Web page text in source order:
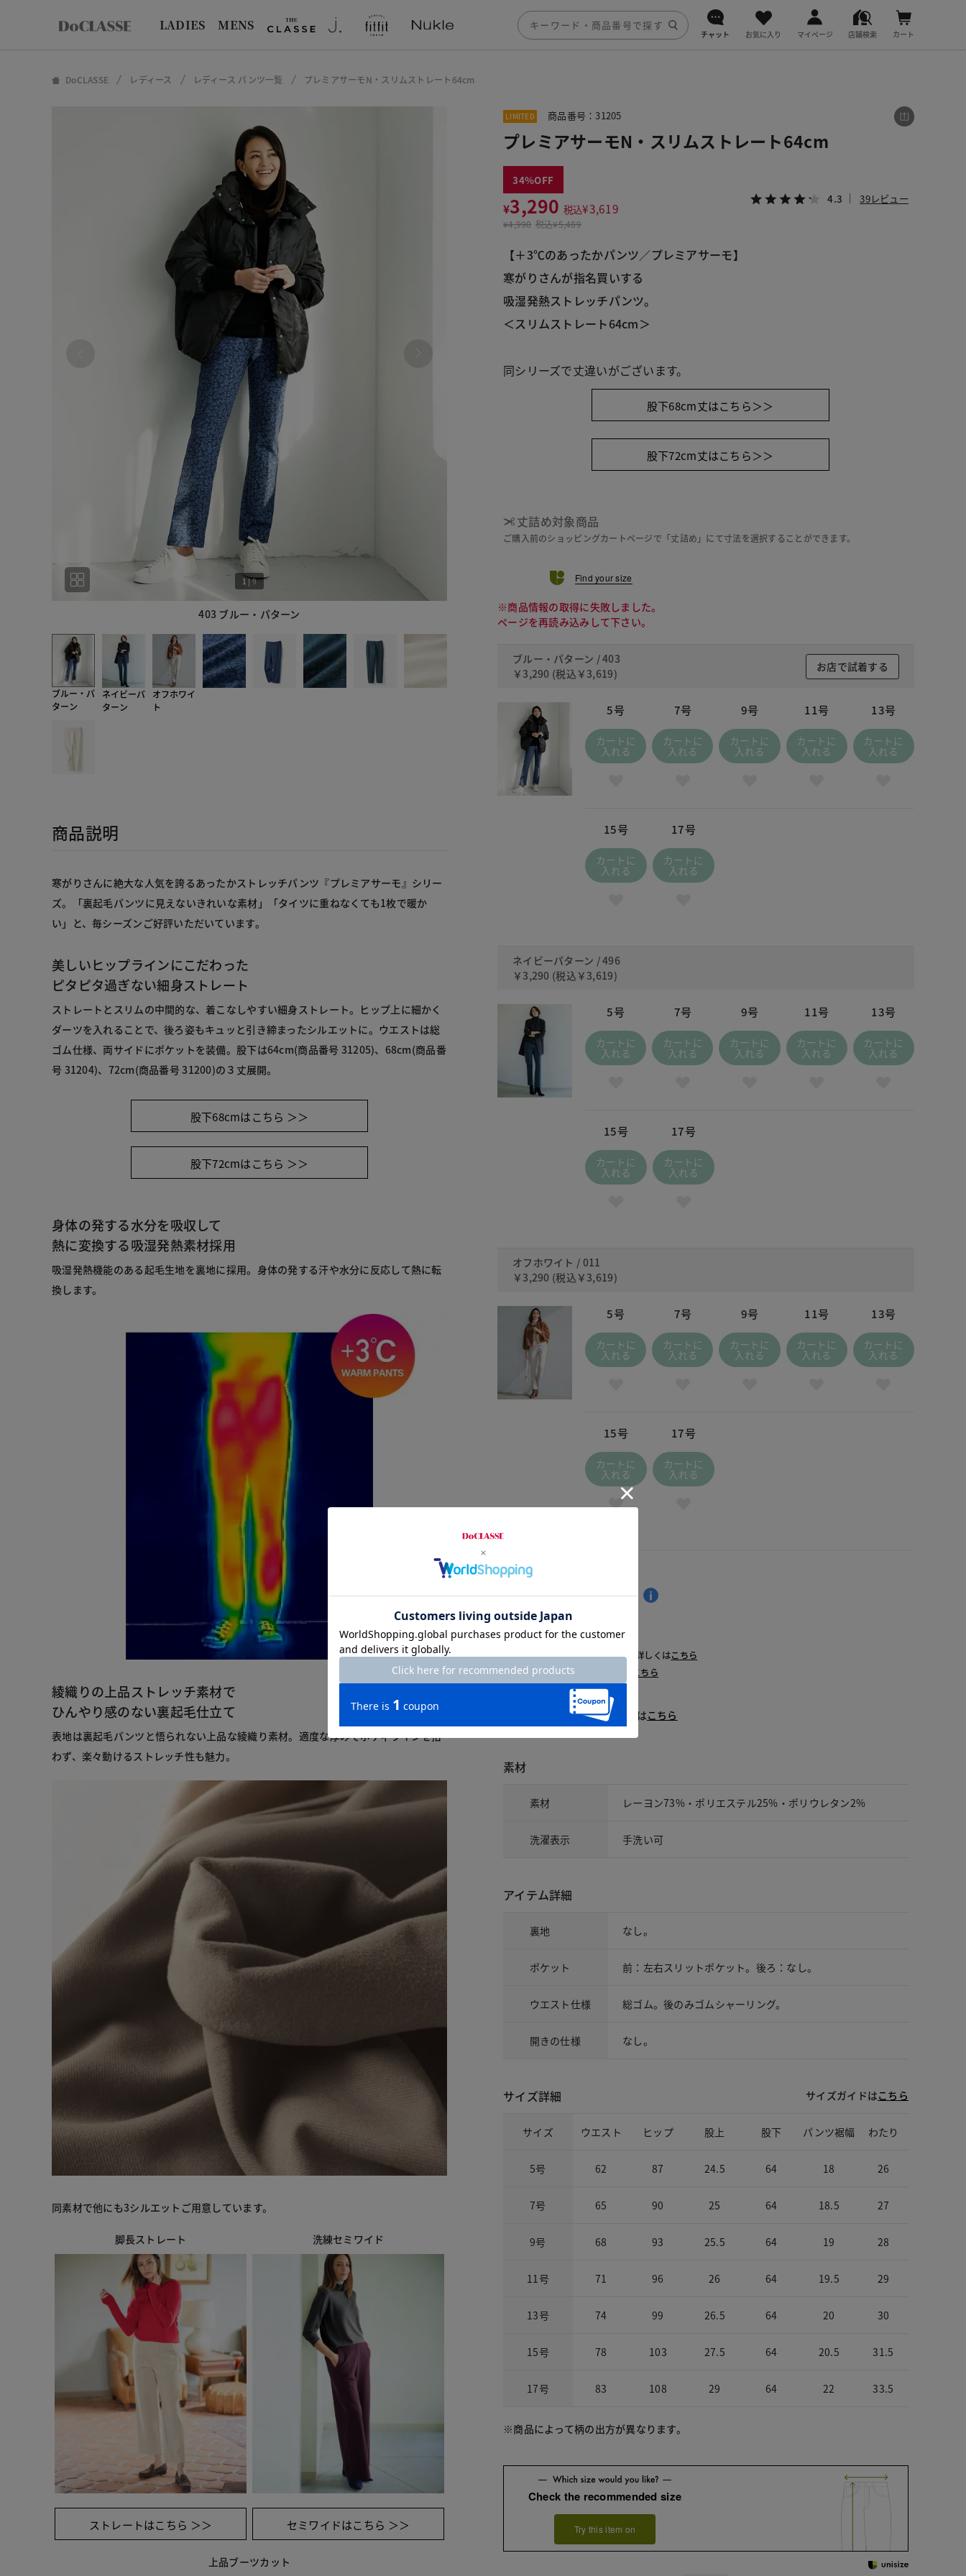
LADIES MENS
チャット お気に入り マイページ 店舗検索 カート
DoCLASSE レディース レディース パンツ一覧 プレミアサーモN・スリムストレート64cm
403 ブルー・パターン 496 ネイビーパターン
1 |9
ブルー・パ
ターン
ネイビーパ
ターン
オフホワイ
ト
商品説明
寒がりさんに絶大な人気を誇るあったかストレッチパンツ『プレミアサーモ』シリー
ズ。「裏起毛パンツに見えないきれいな素材」「タイツに重ねなくても1枚で暖か
い」と、毎シーズンご好評いただいています。
美しいヒップラインにこだわった
ピタピタ過ぎない細身ストレート
ストレートとスリムの中間的な、着こなしやすい細身ストレート。ヒップ上に細かく
ダーツを入れることで、後ろ姿もキュッと引き締まったシルエットに。ウエストは総
ゴム仕様、両サイドにポケットを装備。股下は64cm(商品番号 31205)、68cm(商品番
号 31204)、72cm(商品番号 31200)の３丈展開。
股下68cmはこちら ＞＞
股下72cmはこちら ＞＞
身体の発する水分を吸収して
熱に変換する吸湿発熱素材採用
吸湿発熱機能のある起毛生地を裏地に採用。身体の発する汗や水分に反応して熱に転
換します。
綾織りの上品ストレッチ素材で
ひんやり感のない裏起毛仕立て
表地は裏起毛パンツと悟られない上品な綾織り素材。適度な厚みでボディラインを拾
わず、楽々動けるストレッチ性も魅力。
同素材で他にも3シルエットご用意しています。
脚長ストレート
ストレートはこちら ＞＞
洗練セミワイド
セミワイドはこちら ＞＞
上品ブーツカット
LIMITED 商品番号：31205
プレミアサーモN・スリムストレート64cm
34
¥3,290 税込¥3,619
¥4,990 税込¥5,489
4.3 39レビュー
【＋3℃のあったかパンツ／プレミアサーモ】
寒がりさんが指名買いする
吸湿発熱ストレッチパンツ。
＜スリムストレート64cm＞
同シリーズで丈違いがございます。
股下68cm丈はこちら＞＞
股下72cm丈はこちら＞＞
丈詰め対象商品
ご購入前のショッピングカートページで「丈詰め」にて寸法を選択することができます。
Find your size
※商品情報の取得に失敗しました。
ページを再読み込みして下さい。
ブルー・パターン / 403
￥3,290 (税込 ￥3,619)
お店で試着する
5号
カートに
入れる
7号
カートに
入れる
9号
カートに
入れる
11号
カートに
入れる
13号
カートに
入れる
15号
カートに
入れる
17号
カートに
入れる
ネイビーパターン / 496
￥3,290 (税込 ￥3,619)
5号
カートに
入れる
7号
カートに
入れる
9号
カートに
入れる
11号
カートに
入れる
13号
カートに
入れる
15号
カートに
入れる
17号
カートに
入れる
オフホワイト / 011
￥3,290 (税込 ￥3,619)
5号
カートに
入れる
7号
カートに
入れる
9号
カートに
入れる
11号
カートに
入れる
13号
カートに
入れる
15号
カートに
入れる
17号
カートに
入れる
交換・返品はお気軽に！
△：残りわずか
～頃お届け：入荷次第、お届け。
再入荷予約：メールでお知らせ。詳しくはこちら
1週間前後でお届け： 詳しくは
こちら
商品についてのお問い合わせはこちら
素材
素材 レーヨン73%・ポリエステル25%・ポリウレタン2%
洗濯表示 手洗い可
アイテム詳細
裏地 なし。
ポケット 前：左右スリットポケット。後ろ：なし。
ウエスト仕様 総ゴム。後のみゴムシャーリング。
開きの仕様 なし。
サイズ詳細 サイズガイドはこちら
サイズ ウエスト ヒップ 股上 股下 パンツ裾幅 わたり
5号 62 87 24.5 64 18 26
7号 65 90 25 64 18.5 27
9号 68 93 25.5 64 19 28
11号 71 96 26 64 19.5 29
13号 74 99 26.5 64 20 30
15号 78 103 27.5 64 20.5 31.5
17号 83 108 29 64 22 33.5
※商品によって柄の出方が異なります。
Check the recommended size
Try this item on